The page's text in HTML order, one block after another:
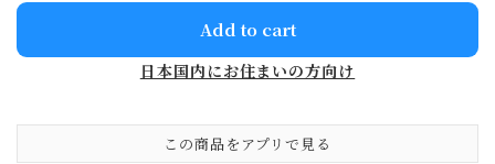
Add to cart
日本国内にお住まいの方向け
この商品をアプリで見る